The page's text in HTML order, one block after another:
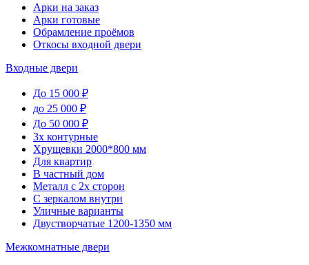
Арки на заказ
Арки готовые
Обрамление проёмов
Откосы входной двери
Входные двери
До 15 000 ₽
до 25 000 ₽
До 50 000 ₽
3х контурные
Хрущевки 2000*800 мм
Для квартир
В частный дом
Металл с 2х сторон
С зеркалом внутри
Уличные варианты
Двустворчатые 1200-1350 мм
Межкомнатные двери